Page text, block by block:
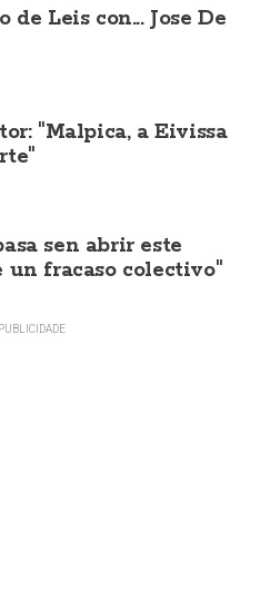
Leis con... Jose De
"Malpica, a Eivissa
sen abrir este
un fracaso colectivo"